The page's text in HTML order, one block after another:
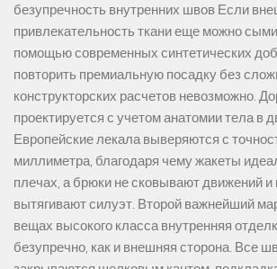
безупречность внутренних швов Если
привлекательность ткани еще можно
помощью современных синтетических
повторить премиальную посадку без
конструкторских расчетов невозможно.
проектируется с учетом анатомии тела в
Европейские лекала выверяются с
миллиметра, благодаря чему жакеты
плечах, а брюки не сковывают движений и
вытягивают силуэт. Второй важнейший
вещах высокого класса внутренняя
безупречно, как и внешняя сторона. Все